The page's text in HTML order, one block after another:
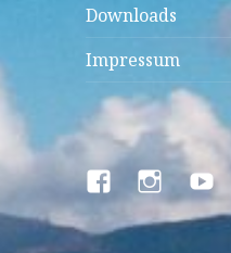
Downloads
Impressum
Facebook